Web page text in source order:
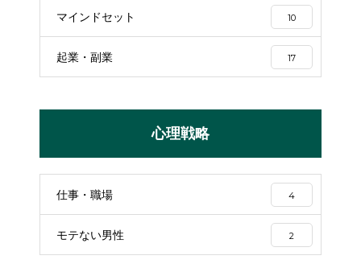
マインドセット 10
起業・副業 17
心理戦略
仕事・職場 4
モテない男性 2